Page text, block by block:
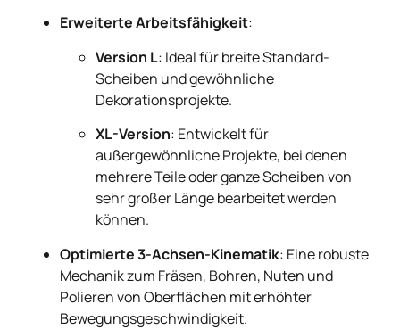
Erweiterte Arbeitsfähigkeit:
Version L: Ideal für breite Standard-
Scheiben und gewöhnliche
Dekorationsprojekte.
XL-Version: Entwickelt für
außergewöhnliche Projekte, bei denen
mehrere Teile oder ganze Scheiben von
sehr großer Länge bearbeitet werden
können.
Optimierte 3-Achsen-Kinematik: Eine robuste
Mechanik zum Fräsen, Bohren, Nuten und
Polieren von Oberflächen mit erhöhter
Bewegungsgeschwindigkeit.